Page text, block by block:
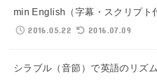
min English（字幕・スクリプト
2016.05.22
2016.07.09
シラブル（音節）で英語のリズ